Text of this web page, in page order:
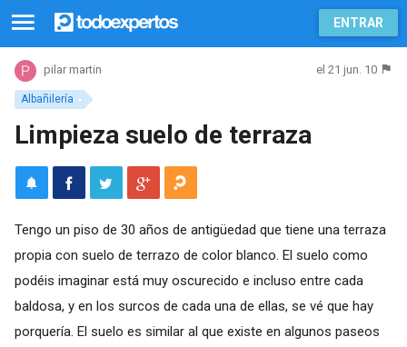
ENTRAR
Albañilería
pilar martin el 21 jun. 10
Limpieza suelo de terraza
Tengo un piso de 30 años de antigüedad que tiene una terraza
propia con suelo de terrazo de color blanco. El suelo como
podéis imaginar está muy oscurecido e incluso entre cada
baldosa, y en los surcos de cada una de ellas, se vé que hay
porquería. El suelo es similar al que existe en algunos paseos